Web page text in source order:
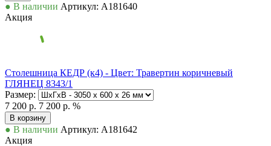
● В наличии Артикул: А181640
Акция
Столешница КЕДР (к4) - Цвет: Травертин коричневый
ГЛЯНЕЦ 8343/1
Размер:
7 200 р. 7 200 р. %
В корзину
● В наличии Артикул: А181642
Акция